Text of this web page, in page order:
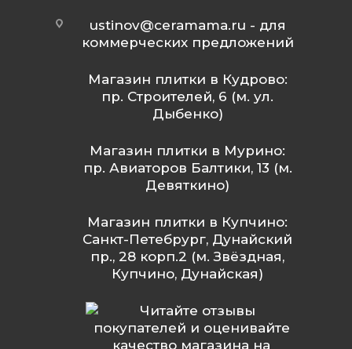
ustinov@ceramama.ru - для
коммерческих предложений
Магазин плитки в Кудрово:
пр. Строителей, 6 (м. ул.
Дыбенко)
Магазин плитки в Мурино:
пр. Авиаторов Балтики, 13 (м.
Девяткино)
Магазин плитки в Купчино:
Санкт-Петебрург, Дунайский
пр., 28 корп.2 (м. Звёздная,
Купчино, Дунайская)